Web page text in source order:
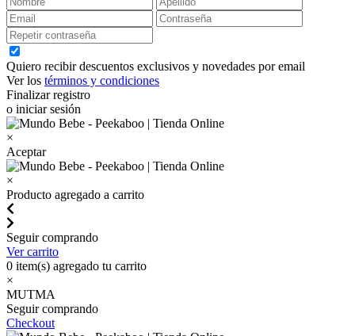
Quiero recibir descuentos exclusivos y novedades por email
Ver los términos y condiciones
Finalizar registro
o iniciar sesión
×
Aceptar
×
Producto agregado a carrito
Seguir comprando
Ver carrito
0 item(s) agregado tu carrito
×
MUTMA
Seguir comprando
Checkout